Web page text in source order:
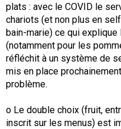
plats : avec le COVID le
chariots (et non plus en
bain-marie) ce qui
(notamment pour les
réfléchit à un système de
mis en place
problème.
o Le double choix (fruit,
inscrit sur les menus) est